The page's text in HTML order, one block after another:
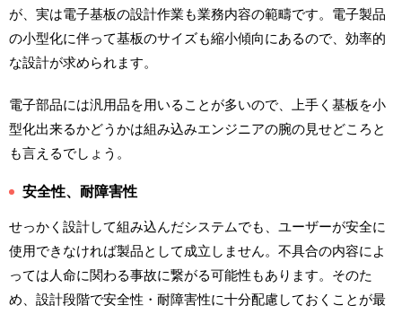
が、実は電子基板の設計作業も業務内容の範疇です。電子製品
の小型化に伴って基板のサイズも縮小傾向にあるので、効率的
な設計が求められます。
電子部品には汎用品を用いることが多いので、上手く基板を小
型化出来るかどうかは組み込みエンジニアの腕の見せどころと
も言えるでしょう。
安全性、耐障害性
せっかく設計して組み込んだシステムでも、ユーザーが安全に
使用できなければ製品として成立しません。不具合の内容によ
っては人命に関わる事故に繋がる可能性もあります。そのた
め、設計段階で安全性・耐障害性に十分配慮しておくことが最